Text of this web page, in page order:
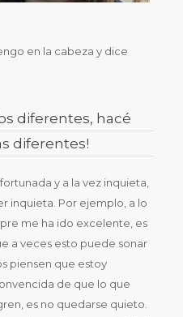
en la cabeza y dice
diferentes, hacé
diferentes!
y a la vez inquieta,
inquieta. Por ejemplo, a lo
me ha ido excelente, es
a veces esto puede sonar
piensen que estoy
de que lo que
es no quedarse quieto.